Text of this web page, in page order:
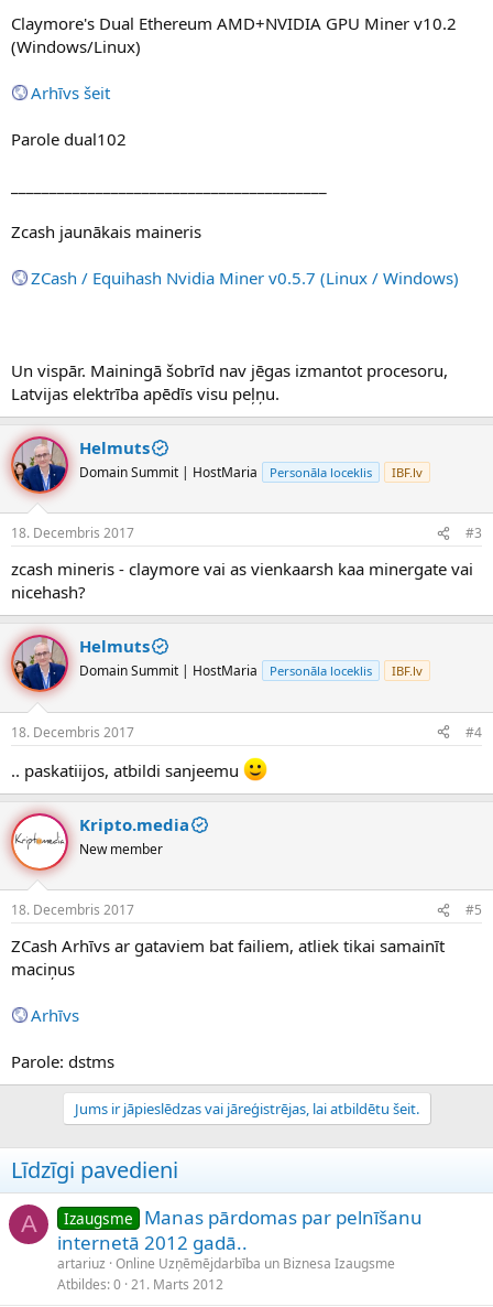
Claymore's Dual Ethereum AMD+NVIDIA GPU Miner v10.2
(Windows/Linux)
Arhīvs šeit
Parole dual102
Zcash jaunākais maineris
ZCash / Equihash Nvidia Miner v0.5.7 (Linux / Windows)
Un vispār. Mainingā šobrīd nav jēgas izmantot procesoru,
Latvijas elektrība apēdīs visu peļņu.
Helmuts
Domain Summit | HostMaria Personāla loceklis IBF.lv
18. Decembris 2017 #3
zcash mineris - claymore vai as vienkaarsh kaa minergate vai
nicehash?
Helmuts
Domain Summit | HostMaria Personāla loceklis IBF.lv
18. Decembris 2017 #4
.. paskatiijos, atbildi sanjeemu
Kripto.media
New member
18. Decembris 2017 #5
ZCash Arhīvs ar gataviem bat failiem, atliek tikai samainīt
maciņus
Arhīvs
Parole: dstms
Jums ir jāpieslēdzas vai jāreģistrējas, lai atbildētu šeit.
Līdzīgi pavedieni
A Izaugsme
Manas pārdomas par pelnīšanu
internetā 2012 gadā..
artariuz Online Uzņēmējdarbība un Biznesa Izaugsme
Atbildes 0 21. Marts 2012